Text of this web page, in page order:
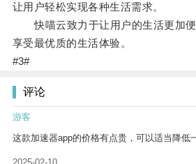
让用户轻松实现各种生活需求。
快喵云致力于让用户的生活更加便
享受最优质的生活体验。
#3#
评论
游客
这款加速器app的价格有点贵，可以适当降低